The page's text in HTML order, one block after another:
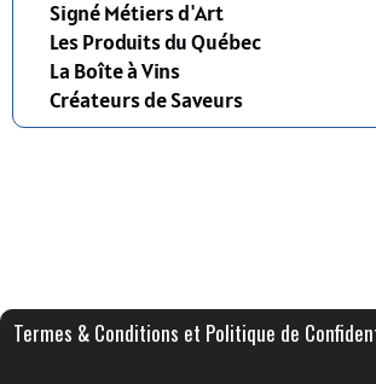
Signé Métiers d'Art
Les Produits du Québec
La Boîte à Vins
Créateurs de Saveurs
Termes & Conditions et Politique de